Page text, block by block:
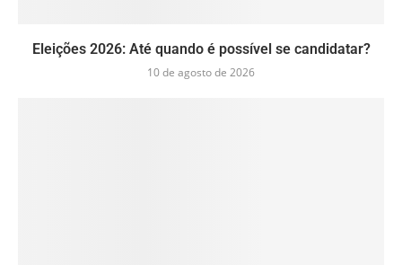
Eleições 2026: Até quando é possível se candidatar?
10 de agosto de 2026